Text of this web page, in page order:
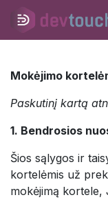
Skip to Content
Mokėjimo
Paskutinį kartą
1. Bendrosios
Šios sąlygos ir
kortelėmis už
mokėjimą kortele,